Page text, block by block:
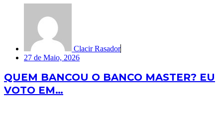
Clacir Rasador
27 de Maio, 2026
QUEM BANCOU O BANCO MASTER? EU
VOTO EM…